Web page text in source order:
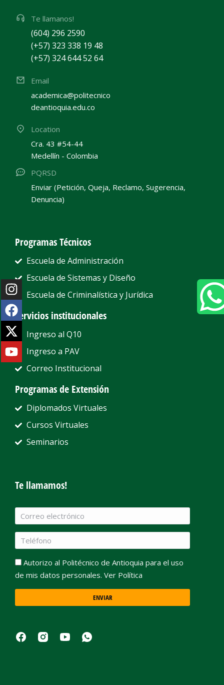
Te llamanos!
(604) 296 2590
(+57) 323 338 19 48
(+57) 324 644 52 64
Email
academica@politecnico
deantioquia.edu.co
Location
Cra. 43 #54-44
Medellín - Colombia
PQRSD
Enviar (Petición, Queja, Reclamo, Sugerencia,
Denuncia)
Programas Técnicos
Escuela de Administración
Escuela de Sistemas y Diseño
Escuela de Criminalística y Jurídica
Servicios institucionales
Ingreso al Q10
Ingreso a PAV
Correo Institucional
Programas de Extensión
Diplomados Virtuales
Cursos Virtuales
Seminarios
Te llamamos!
Autorizo al Politécnico de Antioquia para el uso
de mis datos personales. Ver Política
ENVIAR